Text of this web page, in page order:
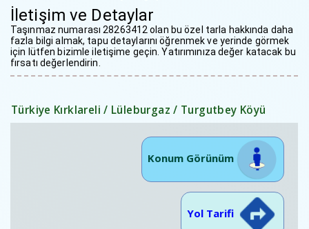
İletişim ve Detaylar
Taşınmaz numarası 28263412 olan bu özel tarla hakkında daha
fazla bilgi almak, tapu detaylarını öğrenmek ve yerinde görmek
için lütfen bizimle iletişime geçin. Yatırımınıza değer katacak bu
fırsatı değerlendirin.
Türkiye Kırklareli / Lüleburgaz / Turgutbey Köyü
Konum Görünüm
Yol Tarifi